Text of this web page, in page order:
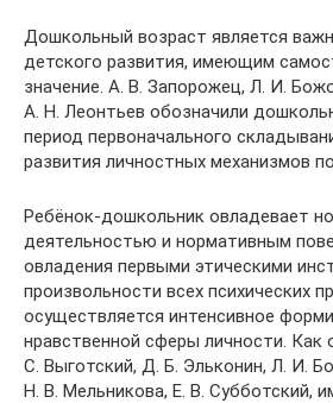
Дошкольный возраст является
детского развития, имеющим
значение. А. В. Запорожец, Л. И.
А. Н. Леонтьев обозначили
период первоначального
развития личностных механизмов
Ребёнок-дошкольник овладевает
деятельностью и нормативным
овладения первыми этическими
произвольности всех психических
осуществляется интенсивное
нравственной сферы личности.
С. Выготский, Д. Б. Эльконин, Л. И.
Н. В. Мельникова, Е. В. Субботский,